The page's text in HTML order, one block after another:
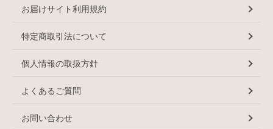
お届けサイト利用規約
特定商取引法について
個人情報の取扱方針
よくあるご質問
お問い合わせ